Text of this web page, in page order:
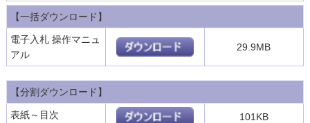
【一括ダウンロード】
電子入札 操作マニュ
アル
29.9MB
【分割ダウンロード】
表紙～目次 101KB